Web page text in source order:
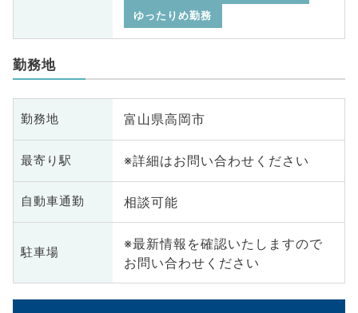
ゆったりめ勤務
勤務地
勤務地 富山県高岡市
最寄り駅 ※詳細はお問い合わせください
自動車通勤 相談可能
駐車場
※最新情報を確認いたしますので
お問い合わせください